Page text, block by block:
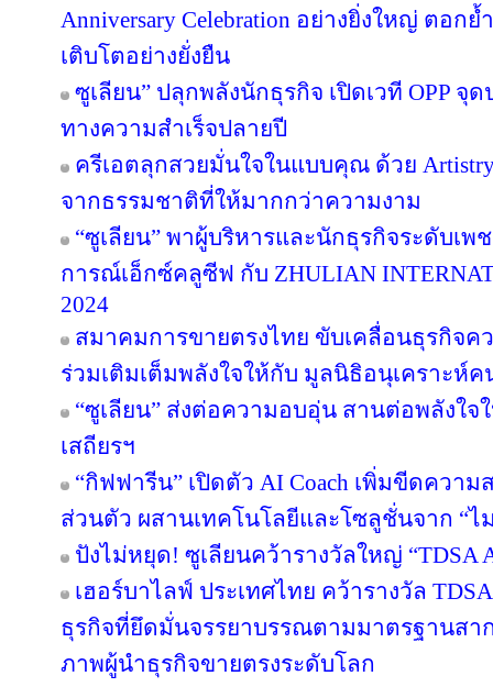
Anniversary Celebration อย่างยิ่งใหญ่ ตอก
เติบโตอย่างยั่งยืน
ซูเลียน” ปลุกพลังนักธุรกิจ เปิดเวที OPP จุ
ทางความสำเร็จปลายปี
ครีเอตลุกสวยมั่นใจในแบบคุณ ด้วย
จากธรรมชาติที่ให้มากกว่าความงาม
“ซูเลียน” พาผู้บริหารและนักธุรกิจระดับเ
การณ์เอ็กซ์คลูซีฟ กับ ZHULIAN
2024
สมาคมการขายตรงไทย ขับเคลื่อนธุรกิจ
ร่วมเติมเต็มพลังใจให้กับ มูลนิธิอนุเคราะห์ค
“ซูเลียน” ส่งต่อความอบอุ่น สานต่อพลังใจใ
เสถียรฯ
“กิฟฟารีน” เปิดตัว AI Coach เพิ่มขีดควา
ส่วนตัว ผสานเทคโนโลยีและโซลูชั่นจาก “
ปังไม่หยุด! ซูเลียนคว้ารางวัลใหญ่ “TDSA
เฮอร์บาไลฟ์ ประเทศไทย คว้ารางวัล
ธุรกิจที่ยึดมั่นจรรยาบรรณตามมาตรฐานสา
ภาพผู้นำธุรกิจขายตรงระดับโลก